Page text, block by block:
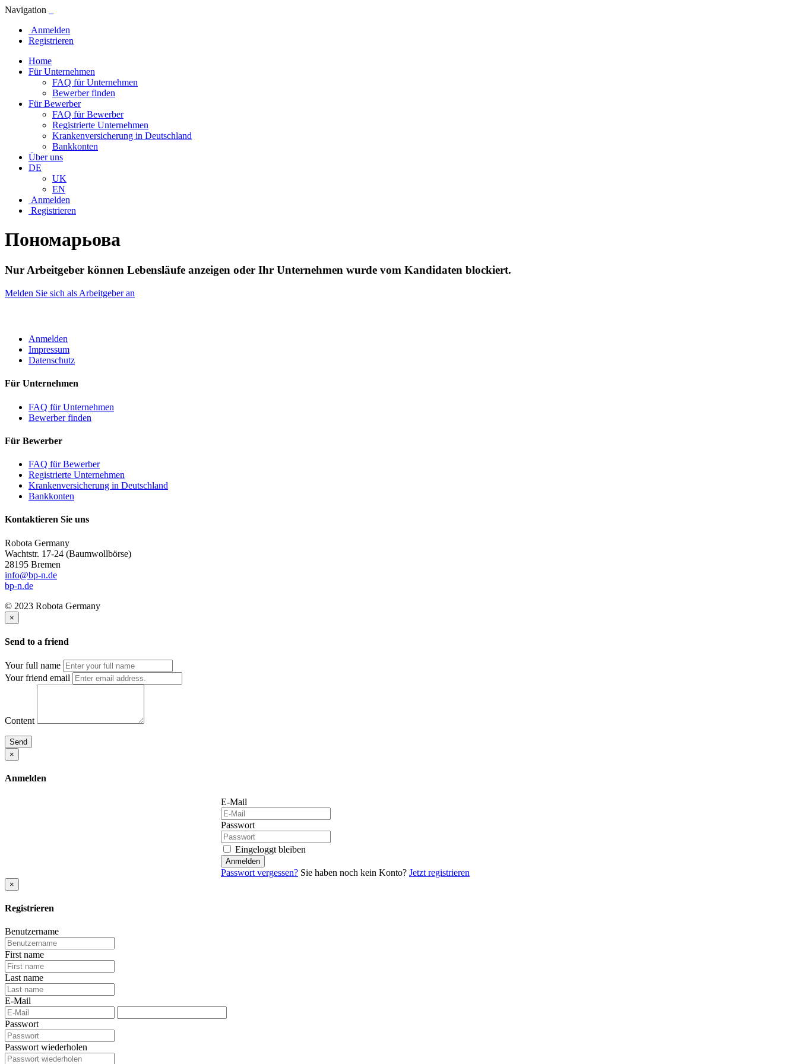
Navigation
Anmelden
Registrieren
Home
Für Unternehmen
FAQ für Unternehmen
Bewerber finden
Für Bewerber
FAQ für Bewerber
Registrierte Unternehmen
Krankenversicherung in Deutschland
Bankkonten
Über uns
DE
UK
EN
Anmelden
Registrieren
Пономарьова
Nur Arbeitgeber können Lebensläufe anzeigen oder Ihr Unternehmen wurde vom Kandidaten blockiert.
Melden Sie sich als Arbeitgeber an
Anmelden
Impressum
Datenschutz
Für Unternehmen
FAQ für Unternehmen
Bewerber finden
Für Bewerber
FAQ für Bewerber
Registrierte Unternehmen
Krankenversicherung in Deutschland
Bankkonten
Kontaktieren Sie uns
Robota Germany
Wachtstr. 17-24 (Baumwollbörse)
28195 Bremen
info@bp-n.de
bp-n.de
© 2023 Robota Germany
×
Send to a friend
Your full name
Your friend email
Content
Send
×
Anmelden
E-Mail
Passwort
Eingeloggt bleiben
Anmelden
Passwort vergessen? Sie haben noch kein Konto? Jetzt registrieren
×
Registrieren
Benutzername
First name
Last name
E-Mail
Passwort
Passwort wiederholen